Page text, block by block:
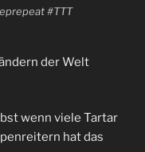
#TTT
der Welt
wenn viele Tartar
hat das